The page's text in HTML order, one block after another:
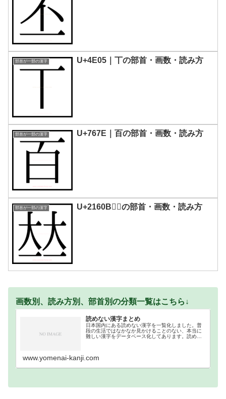
部首が一部の漢字 U+4E05｜丅の部首・画数・読み方
部首が一部の漢字 U+767E｜百の部首・画数・読み方
部首が一部の漢字 U+2160B｜𡘋の部首・画数・読み方
画数別、読み方別、部首別の分類一覧はこちら↓
読めない漢字まとめ
日本国内にある読めない漢字を一覧化しました。普
段の生活ではなかなか見かけることのない、本当に
難しい漢字をデータベース化してあります。読めな
www.yomenai-kanji.com